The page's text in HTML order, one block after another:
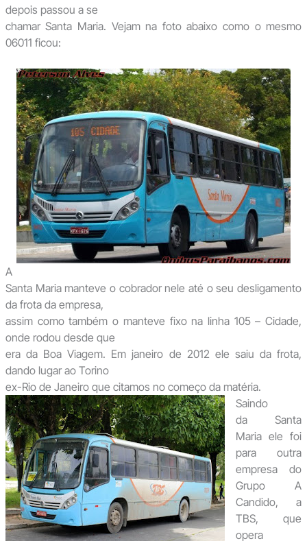
depois passou a se
chamar Santa Maria. Vejam na foto abaixo como o mesmo
06011 ficou:
A
Santa Maria manteve o cobrador nele até o seu desligamento
da frota da empresa,
assim como também o manteve fixo na linha 105 – Cidade,
onde rodou desde que
era da Boa Viagem. Em janeiro de 2012 ele saiu da frota,
dando lugar ao Torino
ex-Rio de Janeiro que citamos no começo da matéria.
Saindo
da Santa
Maria ele foi
para outra
empresa do
Grupo A
Candido, a
TBS, que
opera